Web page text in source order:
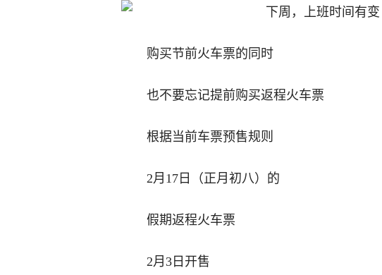
购买节前火车票的同时
也不要忘记提前购买返程火车票
根据当前车票预售规则
2月17日（正月初八）的
假期返程火车票
2月3日开售